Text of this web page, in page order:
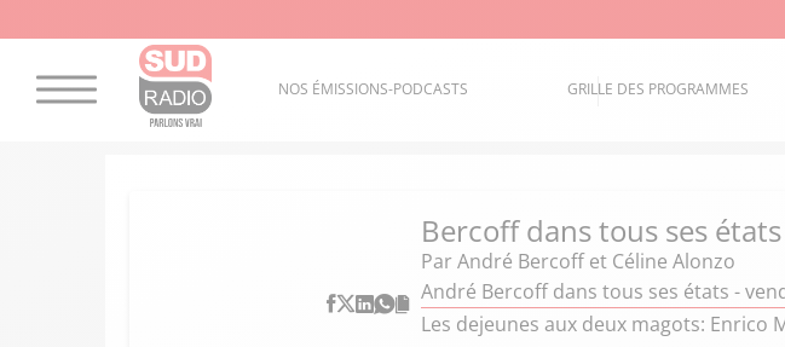
NOS ÉMISSIONS-PODCASTS GRILLE DES PROGRAMMES
Bercoff dans tous ses états
Par André Bercoff et Céline Alonzo
André Bercoff dans tous ses états -
Les dejeunes aux deux magots: Enrico